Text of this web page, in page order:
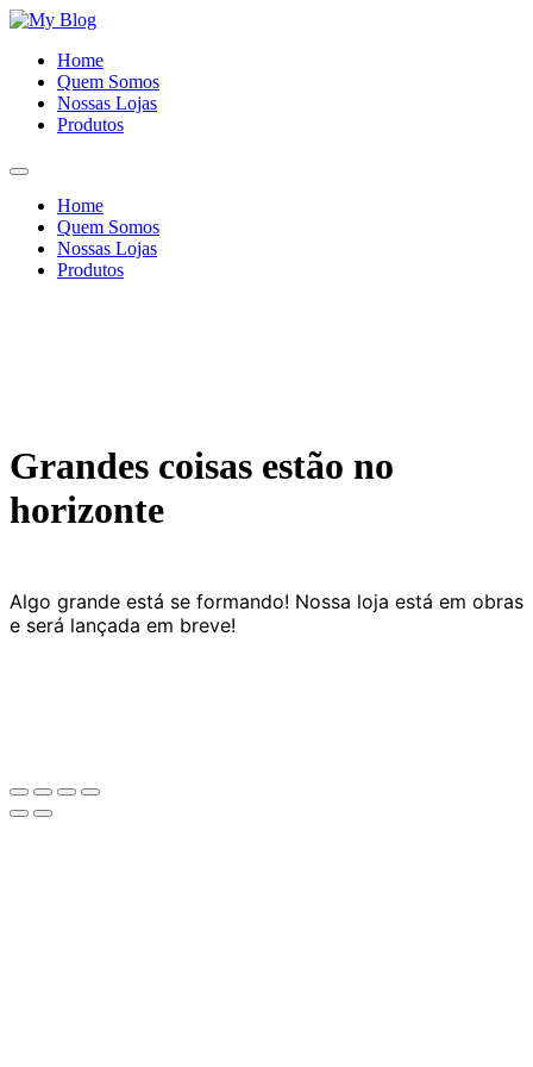
Ir
conteúdo
Home
Quem Somos
Nossas Lojas
Produtos
Home
Quem Somos
Nossas Lojas
Produtos
Grandes coisas estão no
horizonte
Algo grande está se formando! Nossa loja está em obras
e será lançada em breve!